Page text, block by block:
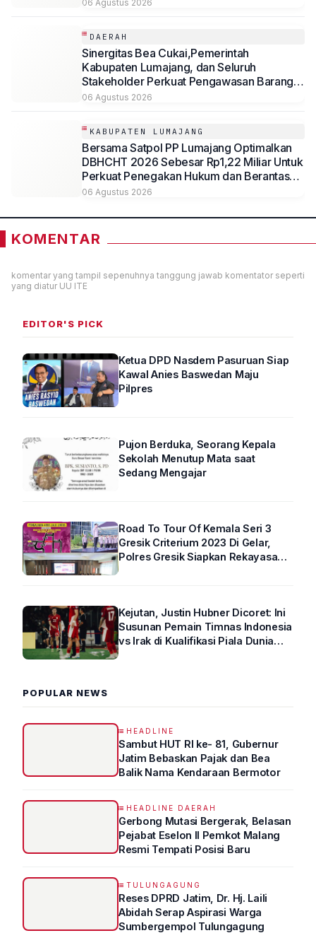
06 Agustus 2026
DAERAH
Sinergitas Bea Cukai,Pemerintah
Kabupaten Lumajang, dan Seluruh
Stakeholder Perkuat Pengawasan Barang
Kena Cukai Ilegal Melalui Pemanfaatan
06 Agustus 2026
KABUPATEN LUMAJANG
Bersama Satpol PP Lumajang Optimalkan
DBHCHT 2026 Sebesar Rp1,22 Miliar Untuk
Perkuat Penegakan Hukum dan Berantas
Rokok Ilegal
06 Agustus 2026
KOMENTAR
komentar yang tampil sepenuhnya tanggung jawab komentator seperti
yang diatur UU ITE
EDITOR'S PICK
Ketua DPD Nasdem Pasuruan Siap
Kawal Anies Baswedan Maju
Pilpres
Pujon Berduka, Seorang Kepala
Sekolah Menutup Mata saat
Sedang Mengajar
Road To Tour Of Kemala Seri 3
Gresik Criterium 2023 Di Gelar,
Polres Gresik Siapkan Rekayasa
Kejutan, Justin Hubner Dicoret: Ini
Susunan Pemain Timnas Indonesia
vs Irak di Kualifikasi Piala Dunia
POPULAR NEWS
HEADLINE
Sambut HUT RI ke- 81, Gubernur
Jatim Bebaskan Pajak dan Bea
Balik Nama Kendaraan Bermotor
HEADLINE DAERAH
Gerbong Mutasi Bergerak, Belasan
Pejabat Eselon II Pemkot Malang
Resmi Tempati Posisi Baru
TULUNGAGUNG
Reses DPRD Jatim, Dr. Hj. Laili
Abidah Serap Aspirasi Warga
Sumbergempol Tulungagung